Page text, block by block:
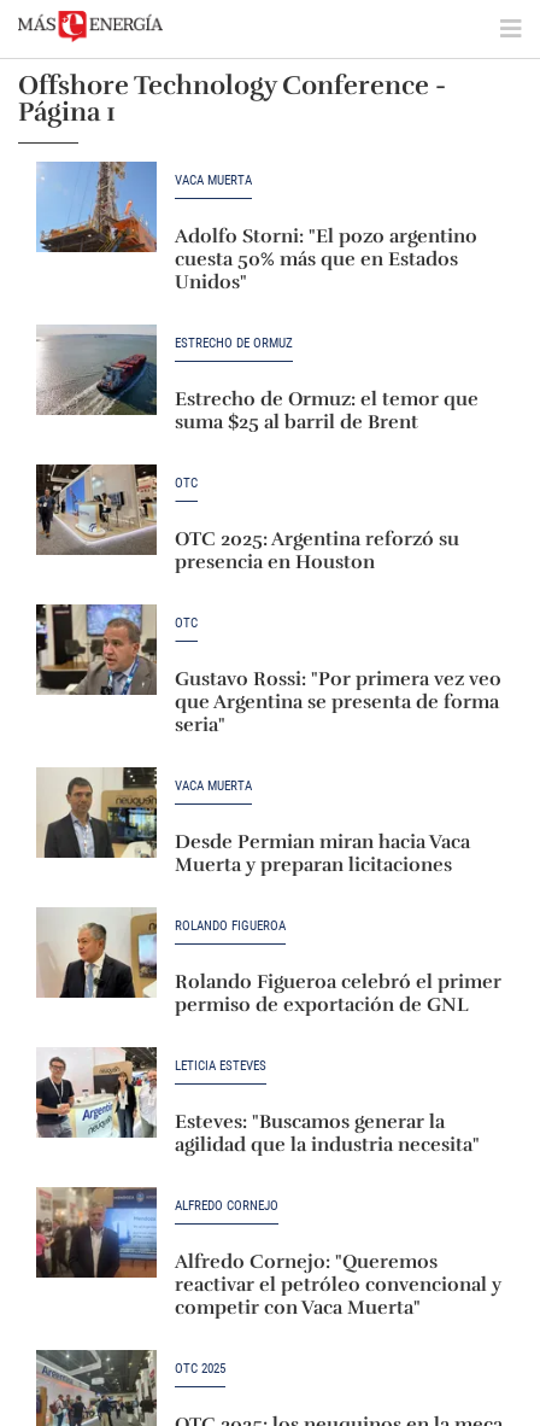
Offshore Technology Conference -
Página 1
VACA MUERTA
Adolfo Storni: "El pozo argentino
cuesta 50% más que en Estados
Unidos"
ESTRECHO DE ORMUZ
Estrecho de Ormuz: el temor que
suma $25 al barril de Brent
OTC
OTC 2025: Argentina reforzó su
presencia en Houston
OTC
Gustavo Rossi: "Por primera vez veo
que Argentina se presenta de forma
seria"
VACA MUERTA
Desde Permian miran hacia Vaca
Muerta y preparan licitaciones
ROLANDO FIGUEROA
Rolando Figueroa celebró el primer
permiso de exportación de GNL
LETICIA ESTEVES
Esteves: "Buscamos generar la
agilidad que la industria necesita"
ALFREDO CORNEJO
Alfredo Cornejo: "Queremos
reactivar el petróleo convencional y
competir con Vaca Muerta"
OTC 2025